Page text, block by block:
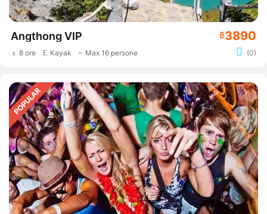
Angthong VIP ฿3890
8 ore Kayak Max 16 persone (0)